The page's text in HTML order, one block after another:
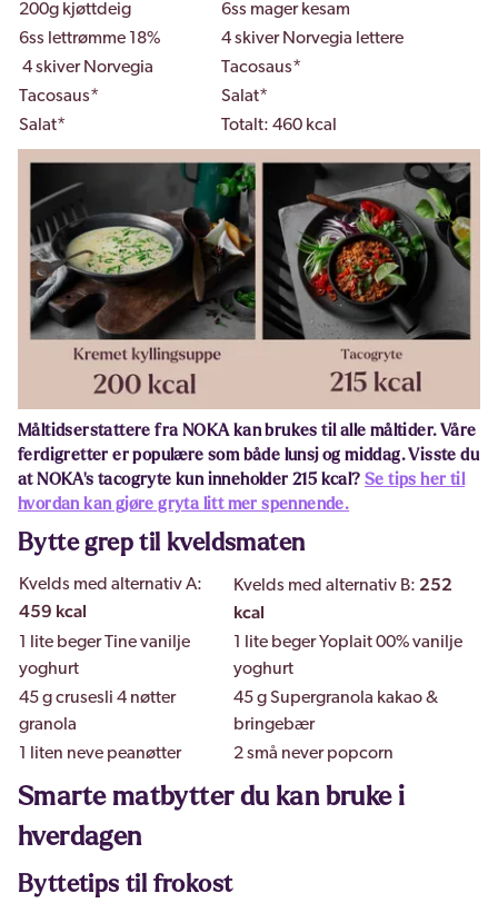
200g kjøttdeig
6ss mager kesam
6ss lettrømme 18%
4 skiver Norvegia lettere
4 skiver Norvegia
Tacosaus*
Tacosaus*
Salat*
Salat*
Totalt: 460 kcal
Måltidserstattere fra NOKA kan brukes til alle måltider. Våre
ferdigretter er populære som både lunsj og middag. Visste du
at NOKA's tacogryte kun inneholder 215 kcal? Se tips her til
hvordan kan gjøre gryta litt mer spennende.
Bytte grep til kveldsmaten
Kvelds med alternativ A:
459 kcal
Kvelds med alternativ B: 252
kcal
1 lite beger Tine vanilje
yoghurt
1 lite beger Yoplait 00% vanilje
yoghurt
45 g crusesli 4 nøtter
granola
45 g Supergranola kakao &
bringebær
1 liten neve peanøtter
2 små never popcorn
Smarte matbytter du kan bruke i
hverdagen
Byttetips til frokost